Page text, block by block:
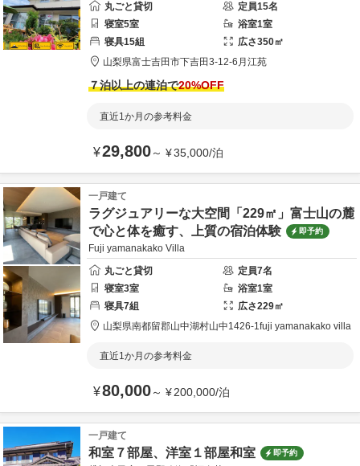
丸ごと貸切 定員15名
寝室5室 浴室1室
寝具15組 広さ350㎡
山梨県富士吉田市下吉田3-12-6 月江苑
７泊以上の連泊で20%OFF
直近1か月の参考料金
¥29,800～ ¥35,000/泊
一戸建て
ラグジュアリーな大空間「229㎡」富士山の麓
で心と体を癒す、上質の宿泊体験
即予約
Fuji yamanakako Villa
丸ごと貸切
定員7名
寝室3室 浴室1室
寝具7組 広さ229㎡
山梨県南都留郡山中湖村山中1426-1fuji yamanakako villa
直近1か月の参考料金
¥80,000～ ¥200,000/泊
一戸建て
和室７部屋、洋室１部屋和室 即予約